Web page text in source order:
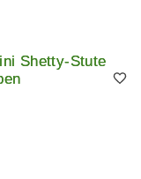
Shetty-Stute